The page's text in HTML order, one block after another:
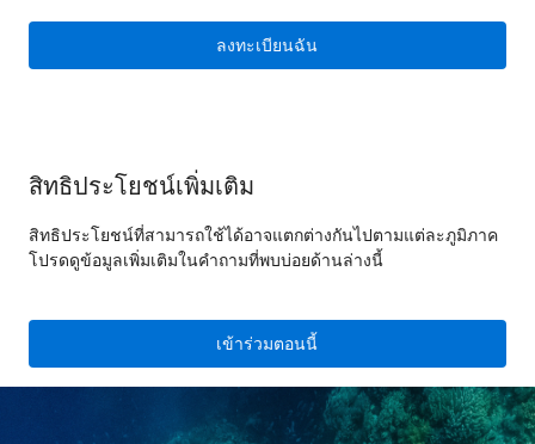
ลงทะเบียนฉัน
สิทธิประโยชน์เพิ่มเติม
สิทธิประโยชน์ที่สามารถใช้ได้อาจแตกต่างกันไปตามแต่ละภูมิภาค
โปรดดูข้อมูลเพิ่มเติมในคำถามที่พบบ่อยด้านล่างนี้
เข้าร่วมตอนนี้